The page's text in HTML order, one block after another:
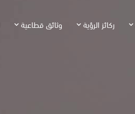
ركائز الرؤية وثائق قطاعية